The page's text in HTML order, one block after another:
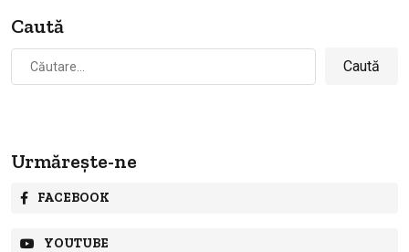
Caută
Caută
după:
Urmărește-ne
FACEBOOK
YOUTUBE